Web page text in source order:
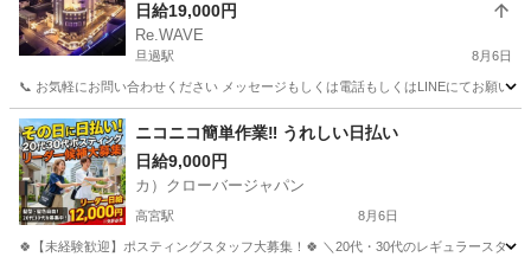
日給19,000円
Re.WAVE
旦過駅 8月6日
📞 お気軽にお問い合わせください メッセージもしくは電話もしくはLINEにてお願い
福岡 北九州市 清掃 スタッフ
ニコニコ簡単作業‼️ うれしい日払い
日給9,000円
カ）クローバージャパン
高宮駅 8月6日
🍀【未経験歓迎】ポスティングスタッフ大募集！🍀 ＼20代・30代のレギュラースタ